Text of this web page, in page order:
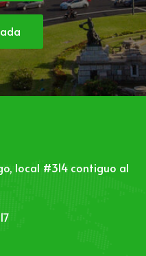
local #314 contiguo al